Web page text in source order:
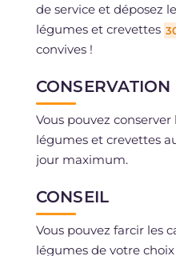
de service et déposez
légumes et crevettes
convives !
CONSERVATION
Vous pouvez
légumes et crevettes
jour maximum.
tous les ingrédients
Si vous souhaitez
vous pouvez d'abord
CONSEIL
Vous pouvez farcir les
légumes de votre choix